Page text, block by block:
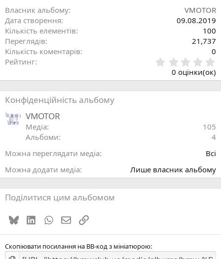
Власник альбому
VMOTOR
Дата створення
09.08.2019
Кількість елементів
100
Переглядів
21,737
Кількість коментарів
0
Рейтинг
0
0
(
0 оцінки(ок)
Конфіденційність альбому
VMOTOR
Медіа
105
Альбоми
4
Можна переглядати медіа
Всі
Можна додати медіа
Лише власник альбому
Поділитися цим альбомом
BlueskyLinkedInWhatsApp
E-mailПосилання
Скопіювати посилання на BB-код з мініатюрою